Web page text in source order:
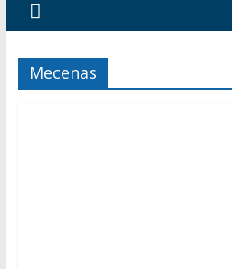
Mecenas